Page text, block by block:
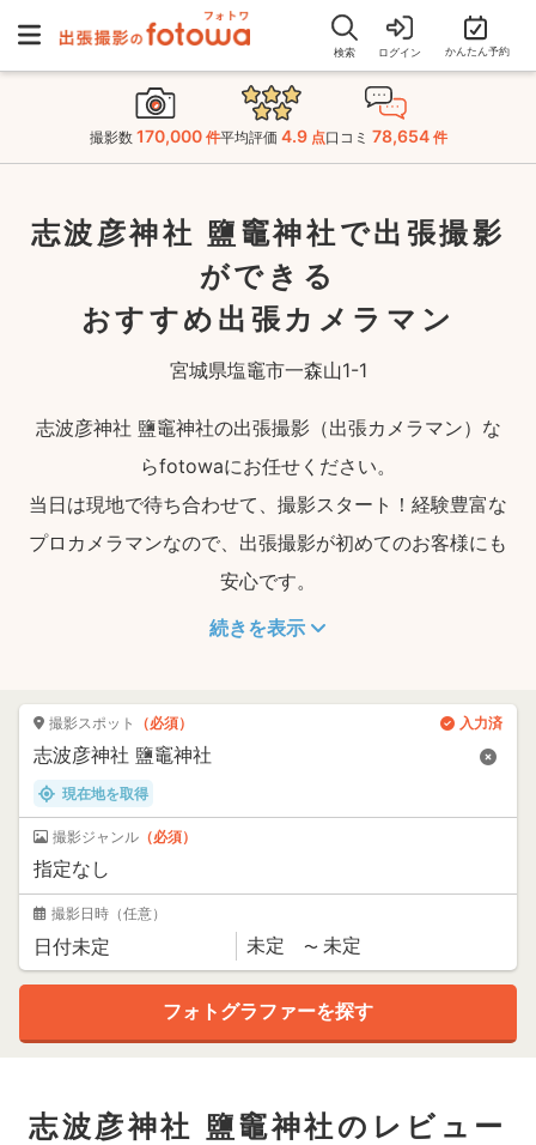
検索 ログイン かんたん予約
撮影数 170,000 件平均評価 4.9 点口コミ 78,654 件
志波彦神社 鹽竈神社で出張撮影
ができる
おすすめ出張カメラマン
宮城県塩竈市一森山1-1
志波彦神社 鹽竈神社の出張撮影（出張カメラマン）な
らfotowaにお任せください。
当日は現地で待ち合わせて、撮影スタート！経験豊富な
プロカメラマンなので、出張撮影が初めてのお客様にも
安心です。
続きを表示
撮影スポット （必須） 入力済
現在地を取得
撮影ジャンル （必須）
撮影日時 （任意）
志波彦神社 鹽竈神社のレビュー